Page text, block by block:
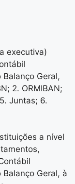
executiva)
Geral,
2. ORMIBAN;
Juntas; 6.
a nível
Geral, à